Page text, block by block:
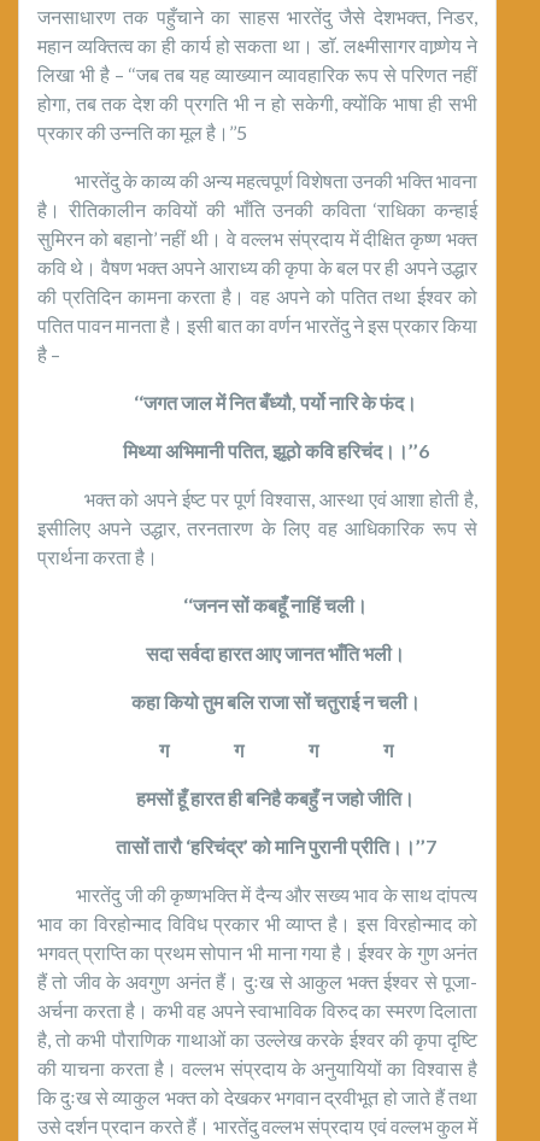
जनसाधारण तक पहुँचाने का साहस भारतेंदु जैसे देशभक्त, निडर,
महान व्यक्तित्व का ही कार्य हो सकता था। डाॅ. लक्ष्मीसागर वाष्र्णेय ने
लिखा भी है – ‘‘जब तब यह व्याख्यान व्यावहारिक रूप से परिणत नहीं
होगा, तब तक देश की प्रगति भी न हो सकेगी, क्योंकि भाषा ही सभी
प्रकार की उन्नति का मूल है।’’5
भारतेंदु के काव्य की अन्य महत्वपूर्ण विशेषता उनकी भक्ति भावना
है। रीतिकालीन कवियों की भाँति उनकी कविता ‘राधिका कन्हाई
सुमिरन को बहानो’ नहीं थी। वे वल्लभ संप्रदाय में दीक्षित कृष्ण भक्त
कवि थे। वैषण भक्त अपने आराध्य की कृपा के बल पर ही अपने उद्धार
की प्रतिदिन कामना करता है। वह अपने को पतित तथा ईश्वर को
पतित पावन मानता है। इसी बात का वर्णन भारतेंदु ने इस प्रकार किया
है –
‘‘जगत जाल में नित बँध्यौ, पर्यो नारि के फंद।
मिथ्या अभिमानी पतित, झूठो कवि हरिचंद।।’’6
भक्त को अपने ईष्ट पर पूर्ण विश्वास, आस्था एवं आशा होती है,
इसीलिए अपने उद्धार, तरनतारण के लिए वह आधिकारिक रूप से
प्रार्थना करता है।
‘‘जनन सों कबहूँ नाहिं चली।
सदा सर्वदा हारत आए जानत भाँति भली।
कहा कियो तुम बलि राजा सों चतुराई न चली।
ग ग ग ग
हमसों हूँ हारत ही बनिहै कबहुँ न जहो जीति।
तासों तारौ ‘हरिचंद्र’ को मानि पुरानी प्रीति।।’’7
भारतेंदु जी की कृष्णभक्ति में दैन्य और सख्य भाव के साथ दांपत्य
भाव का विरहोन्माद विविध प्रकार भी व्याप्त है। इस विरहोन्माद को
भगवत् प्राप्ति का प्रथम सोपान भी माना गया है। ईश्वर के गुण अनंत
हैं तो जीव के अवगुण अनंत हैं। दुःख से आकुल भक्त ईश्वर से पूजा-
अर्चना करता है। कभी वह अपने स्वाभाविक विरुद का स्मरण दिलाता
है, तो कभी पौराणिक गाथाओं का उल्लेख करके ईश्वर की कृपा दृष्टि
की याचना करता है। वल्लभ संप्रदाय के अनुयायियों का विश्वास है
कि दुःख से व्याकुल भक्त को देखकर भगवान द्रवीभूत हो जाते हैं तथा
उसे दर्शन प्रदान करते हैं। भारतेंदु वल्लभ संप्रदाय एवं वल्लभ कुल में